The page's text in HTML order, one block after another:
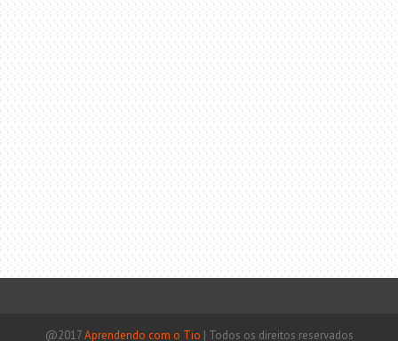
@2017Aprendendo com o Tio | Todos os direitos reservados